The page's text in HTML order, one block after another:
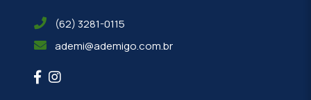
(62) 3281-0115
ademi@ademigo.com.br